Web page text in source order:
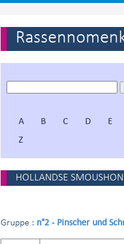
A B C D E
Z
HOLLANDSE
Gruppe : n°2 - Pinscher und